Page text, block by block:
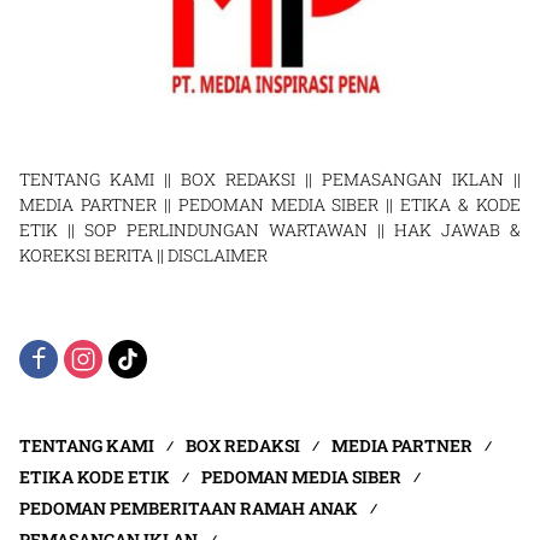
TENTANG KAMI || BOX REDAKSI || PEMASANGAN IKLAN ||
MEDIA PARTNER|| PEDOMAN MEDIA SIBER ||ETIKA & KODE
ETIK || SOP PERLINDUNGAN WARTAWAN || HAK JAWAB &
KOREKSI BERITA || DISCLAIMER
TENTANG KAMI BOX REDAKSI
MEDIA PARTNER
ETIKA KODE ETIK
PEDOMAN MEDIA SIBER
PEDOMAN PEMBERITAAN RAMAH ANAK